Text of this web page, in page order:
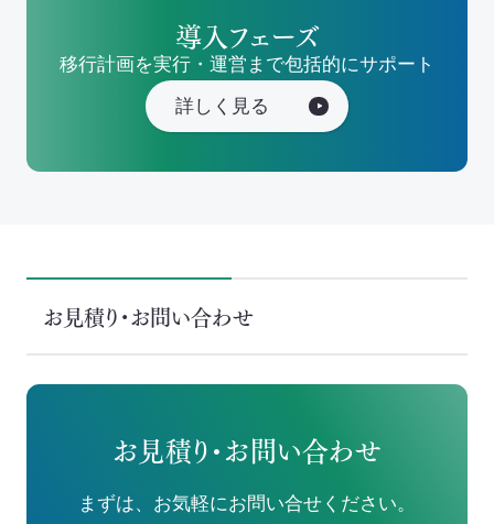
導入フェーズ
移行計画を実行・運営まで包括的にサポート
詳しく見る
お見積り・お問い合わせ
お見積り・お問い合わせ
まずは、お気軽にお問い合せください。